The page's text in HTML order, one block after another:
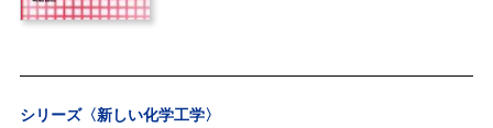
シリーズ〈新しい化学工学〉